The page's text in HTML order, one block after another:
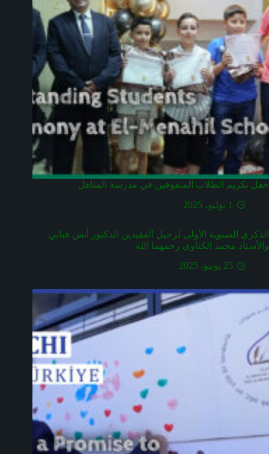
حفل تكريم الطلاب المتفوقين في مدرسة المناهل
1 يوليو، 2025
الذكرى السنوية الأولى لرحيل الفقيدين الدكتور أنس قباني
والأستاذ محمد الكناوي رحمهما الله
25 يونيو، 2025